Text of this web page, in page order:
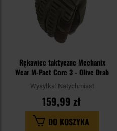
Rękawice taktyczne Mechanix
Wear M-Pact Core 3 - Olive Drab
Wysyłka: Natychmiast
159,99 zł
DO KOSZYKA